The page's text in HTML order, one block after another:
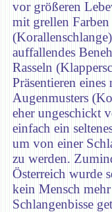
vor größeren
mit grellen Farben
auffallendes
Rasseln
Präsentieren eines
Augenmusters
eher ungeschickt
einfach ein
um von einer
zu werden.
Österreich wurde
kein Mensch
Schlangenbisse